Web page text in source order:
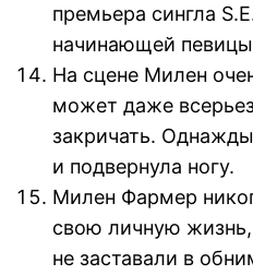
премьера сингла
начинающей
На сцене Милен
может даже
закричать.
и подвернула ногу.
Милен Фармер
свою личную жизнь,
не заставали в